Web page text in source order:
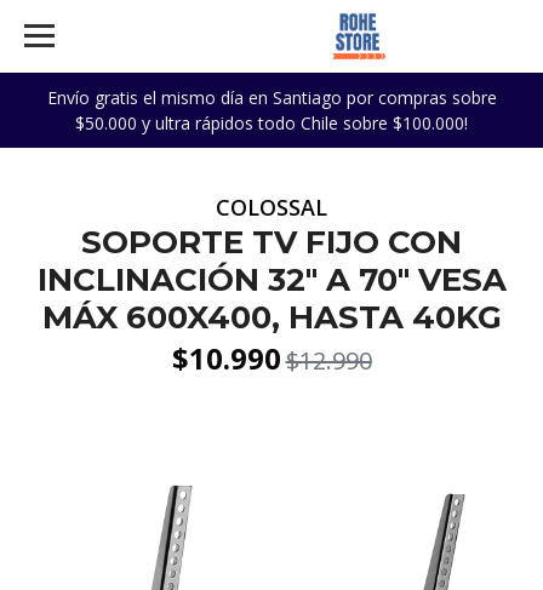
Envío gratis el mismo día en Santiago por compras sobre
$50.000 y ultra rápidos todo Chile sobre $100.000!
COLOSSAL
SOPORTE TV FIJO CON
INCLINACIÓN 32" A 70" VESA
MÁX 600X400, HASTA 40KG
$10.990$12.990